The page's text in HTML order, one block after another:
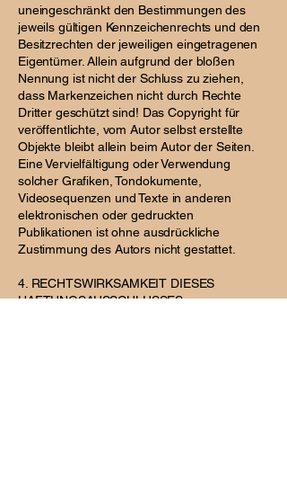
uneingeschränkt den Bestimmungen des
jeweils gültigen Kennzeichenrechts und den
Besitzrechten der jeweiligen eingetragenen
Eigentümer. Allein aufgrund der bloßen
Nennung ist nicht der Schluss zu ziehen,
dass Markenzeichen nicht durch Rechte
Dritter geschützt sind! Das Copyright für
veröffentlichte, vom Autor selbst erstellte
Objekte bleibt allein beim Autor der Seiten.
Eine Vervielfältigung oder Verwendung
solcher Grafiken, Tondokumente,
Videosequenzen und Texte in anderen
elektronischen oder gedruckten
Publikationen ist ohne ausdrückliche
Zustimmung des Autors nicht gestattet.
4. RECHTSWIRKSAMKEIT DIESES
HAFTUNGSAUSSCHLUSSES